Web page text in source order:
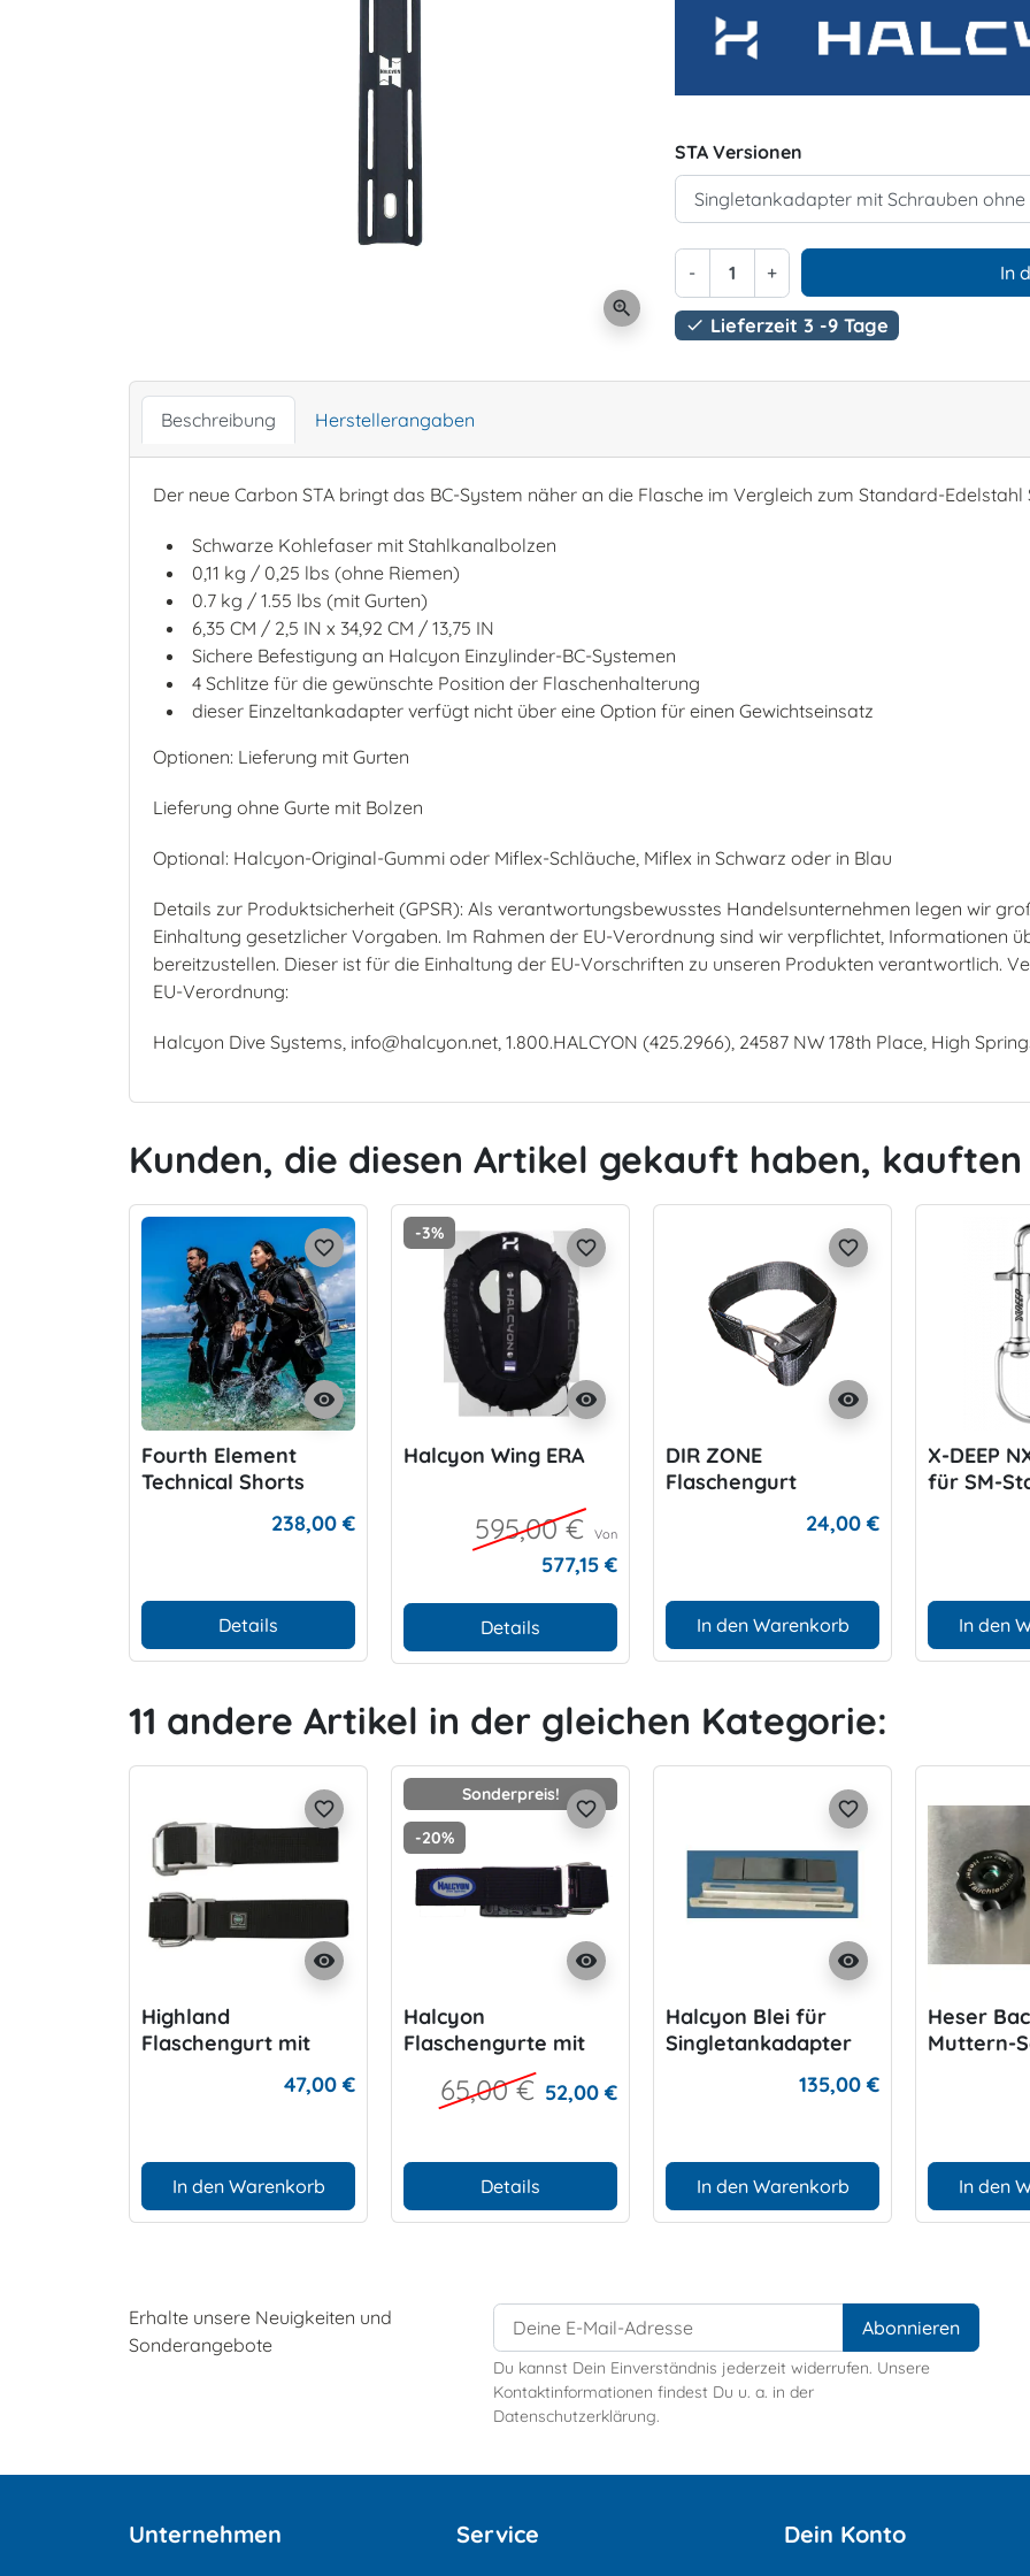
zoom_in
STA Versionen
- + In
 Lieferzeit 3 -9 Tage
Beschreibung Herstellerangaben
Der neue Carbon STA bringt das BC-System näher an die Flasche im Vergleich zum Standard-Edelstahl
Schwarze Kohlefaser mit Stahlkanalbolzen
0,11 kg / 0,25 lbs (ohne Riemen)
0.7 kg / 1.55 lbs (mit Gurten)
6,35 CM / 2,5 IN x 34,92 CM / 13,75 IN
Sichere Befestigung an Halcyon Einzylinder-BC-Systemen
4 Schlitze für die gewünschte Position der Flaschenhalterung
dieser Einzeltankadapter verfügt nicht über eine Option für einen Gewichtseinsatz
Optionen: Lieferung mit Gurten
Lieferung ohne Gurte mit Bolzen
Optional: Halcyon-Original-Gummi oder Miflex-Schläuche, Miflex in Schwarz oder in Blau
Details zur Produktsicherheit (GPSR): Als verantwortungsbewusstes Handelsunternehmen legen wir
Einhaltung gesetzlicher Vorgaben. Im Rahmen der EU-Verordnung sind wir verpflichtet, Informationen
bereitzustellen. Dieser ist für die Einhaltung der EU-Vorschriften zu unseren Produkten verantwortlich.
EU-Verordnung:
Halcyon Dive Systems, info@halcyon.net, 1.800.HALCYON (425.2966), 24587 NW 178th Place, High
Kunden, die diesen Artikel gekauft haben, kauften
visibility
favorite_border
Fourth Element
Technical Shorts
238,00 €
Details
-3%
visibility
favorite_border
Halcyon Wing ERA
595,00 € Von
577,15 €
Details
visibility
favorite_border
DIR ZONE
Flaschengurt
24,00 €
In den Warenkorb
X-DEEP
für SM-
In den
11 andere Artikel in der gleichen Kategorie:
visibility
favorite_border
Highland
Flaschengurt mit
47,00 €
In den Warenkorb
Sonderpreis!
-20%
visibility
favorite_border
Halcyon
Flaschengurte mit
Edelstahlschnalle
65,00 € 52,00 €
Details
visibility
favorite_border
Halcyon Blei für
Singletankadapter
135,00 €
In den Warenkorb
Heser
Muttern-
In den
Erhalte unsere Neuigkeiten und
Sonderangebote
Du kannst Dein Einverständnis jederzeit widerrufen. Unsere
Kontaktinformationen findest Du u. a. in der
Datenschutzerklärung.
Unternehmen Service Dein Konto